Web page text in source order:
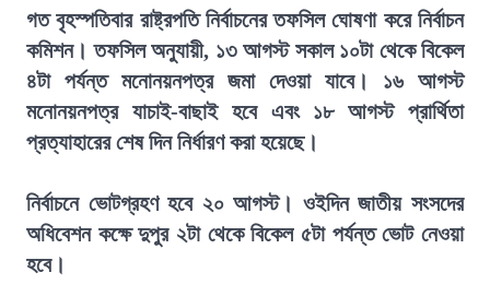
গত বৃহস্পতিবার রাষ্ট্রপতি নির্বাচনের তফসিল ঘোষণা করে নির্বাচন
কমিশন। তফসিল অনুযায়ী, ১৩ আগস্ট সকাল ১০টা থেকে বিকেল
৪টা পর্যন্ত মনোনয়নপত্র জমা দেওয়া যাবে। ১৬ আগস্ট
মনোনয়নপত্র যাচাই-বাছাই হবে এবং ১৮ আগস্ট প্রার্থিতা
প্রত্যাহারের শেষ দিন নির্ধারণ করা হয়েছে।
নির্বাচনে ভোটগ্রহণ হবে ২০ আগস্ট। ওইদিন জাতীয় সংসদের
অধিবেশন কক্ষে দুপুর ২টা থেকে বিকেল ৫টা পর্যন্ত ভোট নেওয়া
হবে।